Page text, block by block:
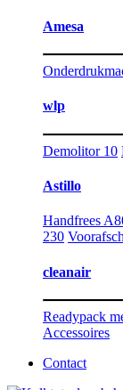
Amesa
wlp
Demolitor 10
Astillo
Handfrees
230
cleanair
Readypack
Accessoires
Contact